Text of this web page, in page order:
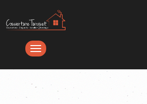
TOGGLE
NAVIGATION